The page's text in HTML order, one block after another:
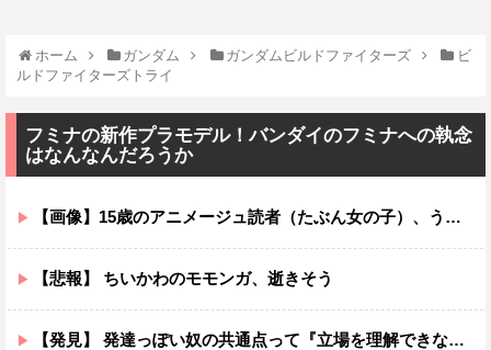
ホーム ガンダム ガンダムビルドファイターズ
ビ
ルドファイターズトライ
フミナの新作プラモデル！バンダイのフミナへの執念
はなんなんだろうか
【画像】15歳のアニメージュ読者（たぶん女の子）、うっかりガンダム富野に質問してしまい無事に『反米』思想を叩き込まれる…
【悲報】 ちいかわのモモンガ、逝きそう
【発見】 発達っぽい奴の共通点って『立場を理解できない』だよな